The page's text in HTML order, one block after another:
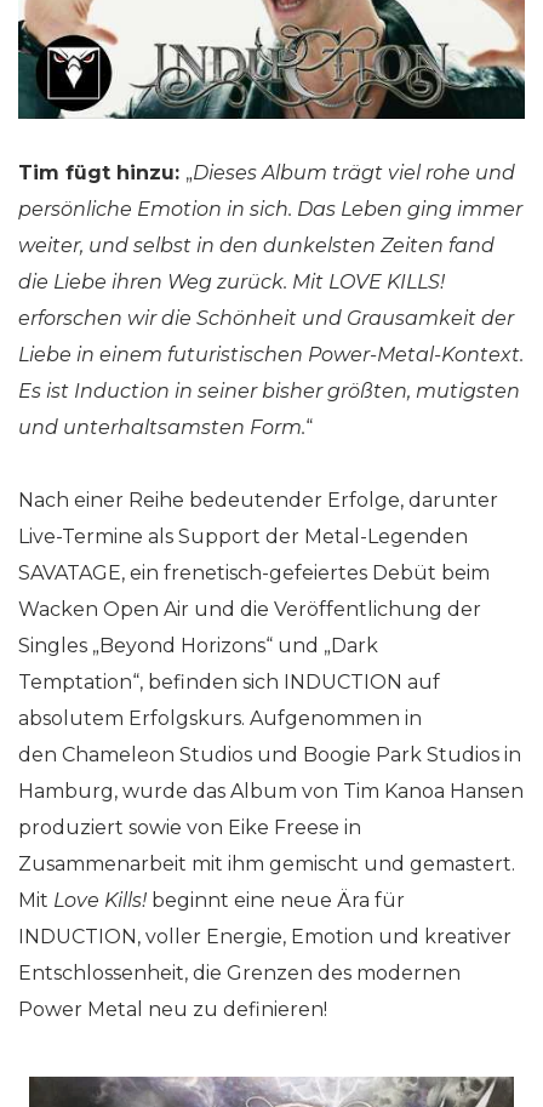
Tim fügt hinzu: „Dieses Album trägt viel rohe und
persönliche Emotion in sich. Das Leben ging immer
weiter, und selbst in den dunkelsten Zeiten fand
die Liebe ihren Weg zurück. Mit LOVE KILLS!
erforschen wir die Schönheit und Grausamkeit der
Liebe in einem futuristischen Power-Metal-Kontext.
Es ist Induction in seiner bisher größten, mutigsten
und unterhaltsamsten Form.“
Nach einer Reihe bedeutender Erfolge, darunter
Live-Termine als Support der Metal-Legenden
SAVATAGE, ein frenetisch-gefeiertes Debüt beim
Wacken Open Air und die Veröffentlichung der
Singles „Beyond Horizons“ und „Dark
Temptation“, befinden sich INDUCTION auf
absolutem Erfolgskurs. Aufgenommen in
den Chameleon Studios und Boogie Park Studios in
Hamburg, wurde das Album von Tim Kanoa Hansen
produziert sowie von Eike Freese in
Zusammenarbeit mit ihm gemischt und gemastert.
Mit Love Kills! beginnt eine neue Ära für
INDUCTION, voller Energie, Emotion und kreativer
Entschlossenheit, die Grenzen des modernen
Power Metal neu zu definieren!